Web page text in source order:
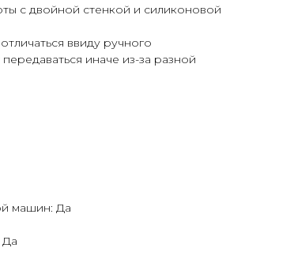
с двойной стенкой и силиконовой
ввиду ручного
иначе из-за разной
машин: Да
Да